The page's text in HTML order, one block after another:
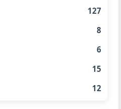
127
8
6
15
12